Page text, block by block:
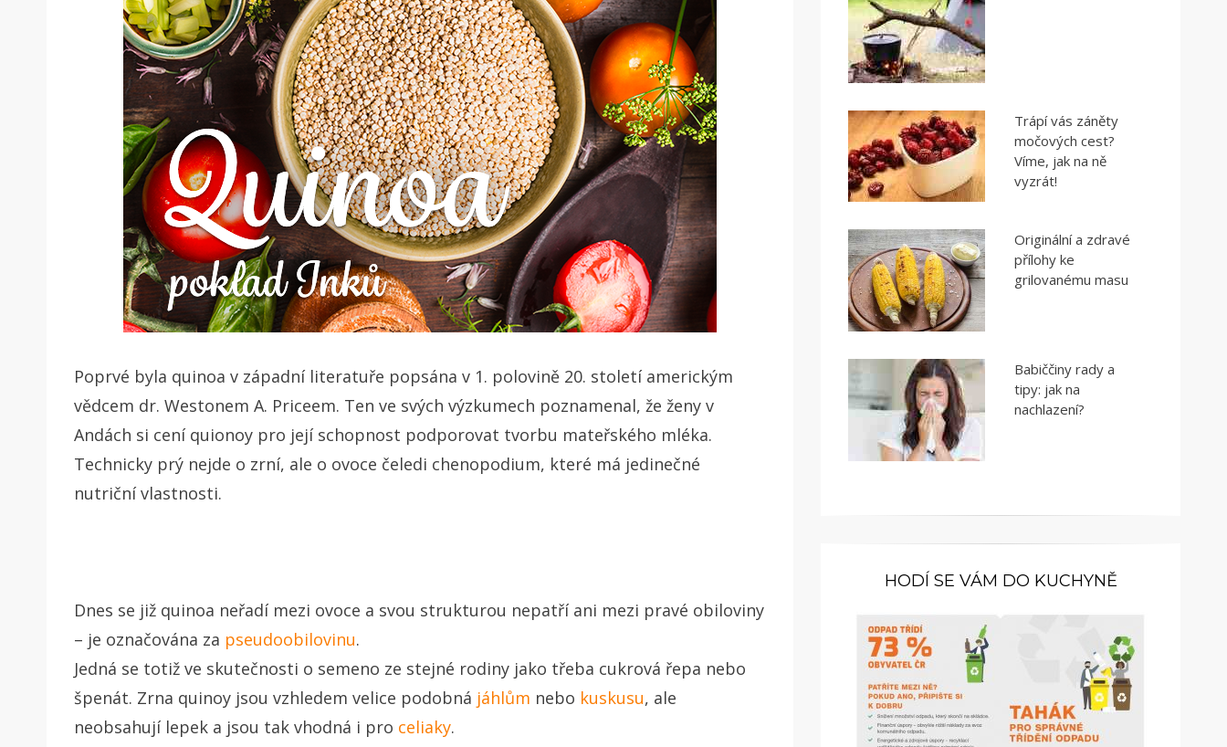
Poprvé byla quinoa v západní literatuře popsána v 1. polovině 20. století americkým
vědcem dr. Westonem A. Priceem. Ten ve svých výzkumech poznamenal, že ženy v
Andách si cení quionoy pro její schopnost podporovat tvorbu mateřského mléka.
Technicky prý nejde o zrní, ale o ovoce čeledi chenopodium, které má jedinečné
nutriční vlastnosti.
Dnes se již quinoa neřadí mezi ovoce a svou strukturou nepatří ani mezi pravé obiloviny
– je označována za pseudoobilovinu.
Jedná se totiž ve skutečnosti o semeno ze stejné rodiny jako třeba cukrová řepa nebo
špenát. Zrna quinoy jsou vzhledem velice podobná jáhlům nebo kuskusu, ale
neobsahují lepek a jsou tak vhodná i pro celiaky.
Trápí vás záněty
močových cest?
Víme, jak na ně
vyzrát!
Originální a zdravé
přílohy ke
grilovanému masu
Babiččiny rady a
tipy: jak na
nachlazení?
HODÍ SE VÁM DO KUCHYNĚ